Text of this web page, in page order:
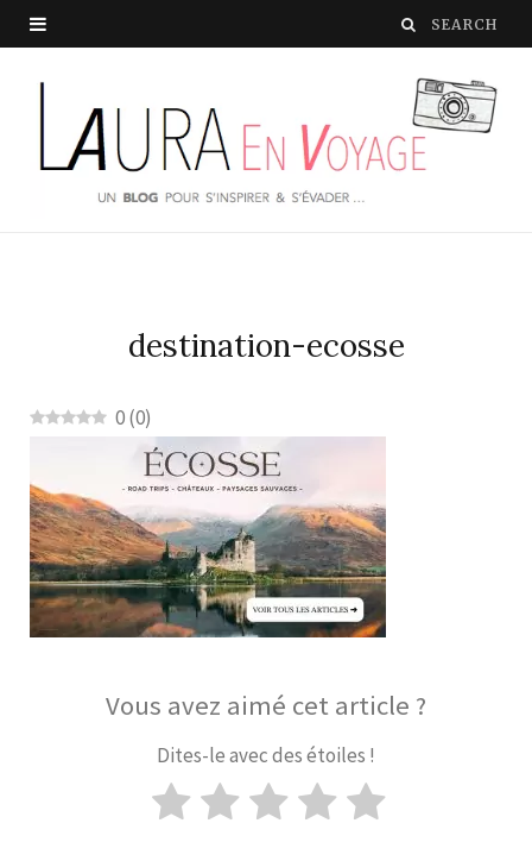
destination-ecosse
0(0)
Vous avez aimé cet article ?
Dites-le avec des étoiles !